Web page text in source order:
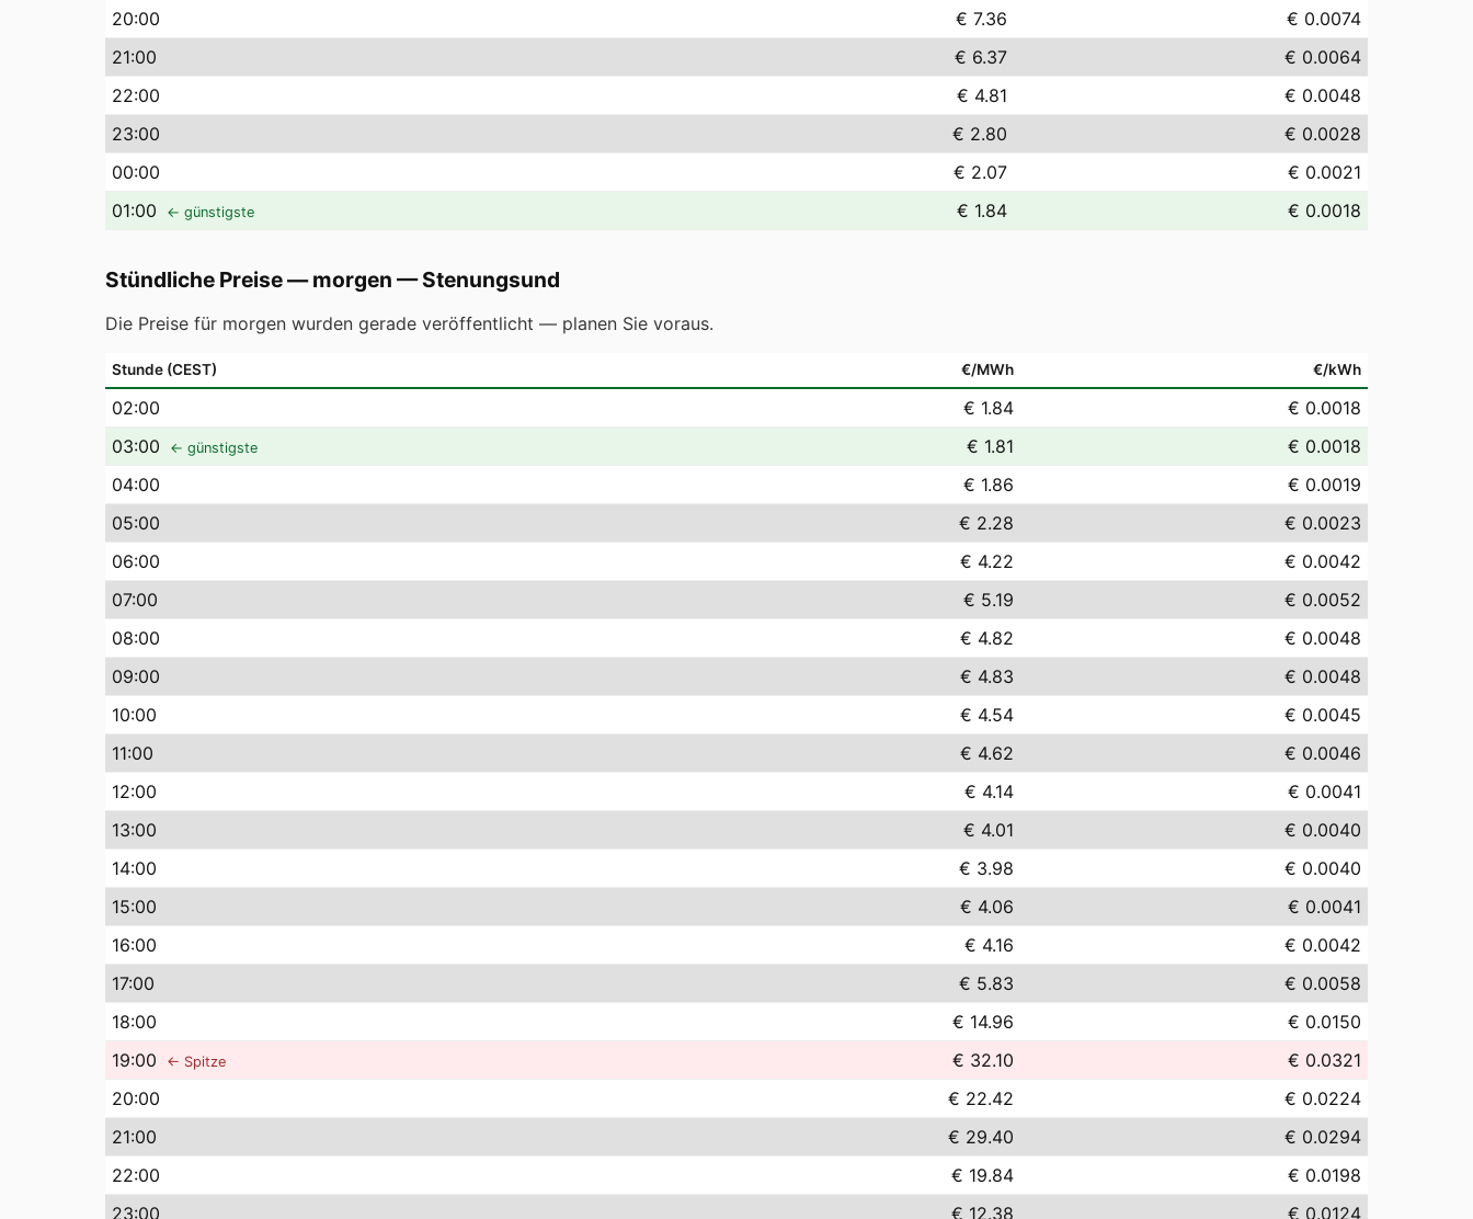
20:00 € 7.36
€ 0.0074
21:00 € 6.37
€ 0.0064
22:00 € 4.81
€ 0.0048
23:00 € 2.80
€ 0.0028
00:00 € 2.07
€ 0.0021
01:00 ← günstigste € 1.84 € 0.0018
Stündliche Preise — morgen —Stenungsund
Die Preise für morgen wurden gerade veröffentlicht — planen Sie voraus.
Stunde (CEST) €/MWh €/kWh
02:00 € 1.84
€ 0.0018
03:00 ← günstigste € 1.81
€ 0.0018
04:00 € 1.86
€ 0.0019
05:00 € 2.28
€ 0.0023
06:00 € 4.22
€ 0.0042
07:00 € 5.19
€ 0.0052
08:00 € 4.82
€ 0.0048
09:00 € 4.83
€ 0.0048
10:00 € 4.54
€ 0.0045
11:00 € 4.62
€ 0.0046
12:00 € 4.14
€ 0.0041
13:00 € 4.01
€ 0.0040
14:00 € 3.98
€ 0.0040
15:00 € 4.06
€ 0.0041
16:00 € 4.16
€ 0.0042
17:00 € 5.83
€ 0.0058
18:00 € 14.96
€ 0.0150
19:00 ← Spitze € 32.10
€ 0.0321
20:00 € 22.42
€ 0.0224
21:00 € 29.40
€ 0.0294
22:00 € 19.84
€ 0.0198
23:00 € 12.38 € 0.0124